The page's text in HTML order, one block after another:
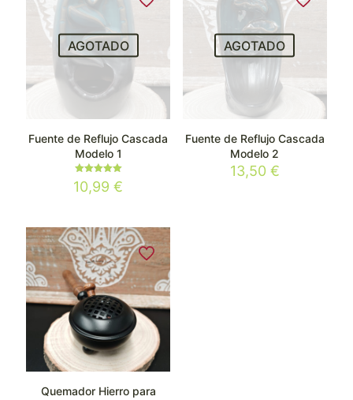
AGOTADO
Fuente de Reflujo Cascada
Modelo 1
Valorado
con
10,99€
AGOTADO
Fuente de Reflujo Cascada
Modelo 2
13,50 €
Quemador Hierro para